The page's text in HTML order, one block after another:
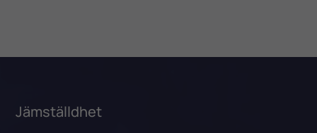
Jämställdhet